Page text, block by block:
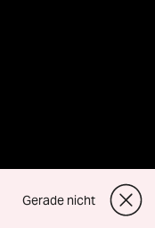
Gerade nicht